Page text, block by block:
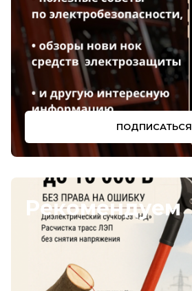
ПОДПИСАТЬСЯ
Рекомендуем